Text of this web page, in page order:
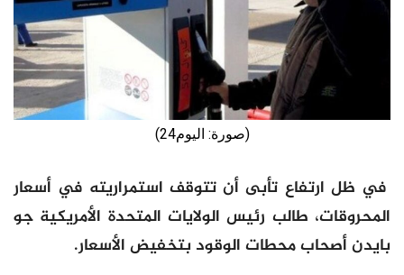
(صورة: اليوم24)
في ظل ارتفاع تأبى أن تتوقف استمراريته في أسعار
المحروقات، طالب رئيس الولايات المتحدة الأمريكية جو
بايدن أصحاب محطات الوقود بتخفيض الأسعار.